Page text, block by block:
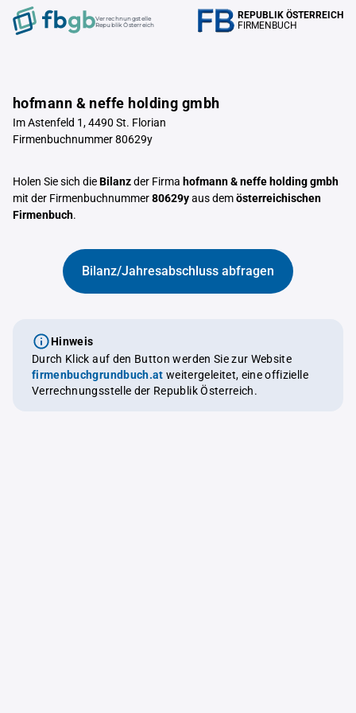
Verrechnungstelle
Republik Österreich
REPUBLIK ÖSTERREICH
FIRMENBUCH
hofmann & neffe holding gmbh
Im Astenfeld 1, 4490 St. Florian
Firmenbuchnummer 80629y
Holen Sie sich dieBilanzder Firma hofmann & neffe holding gmbh
mit der Firmenbuchnummer80629yaus demösterreichischen
Firmenbuch.
Bilanz/Jahresabschluss abfragen
Hinweis
Durch Klick auf den Button werden Sie zur Website
firmenbuchgrundbuch.at weitergeleitet, eine offizielle
Verrechnungsstelle der Republik Österreich.